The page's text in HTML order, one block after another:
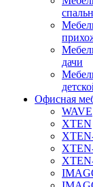
дачи
Офисная
WAVE
XTEN